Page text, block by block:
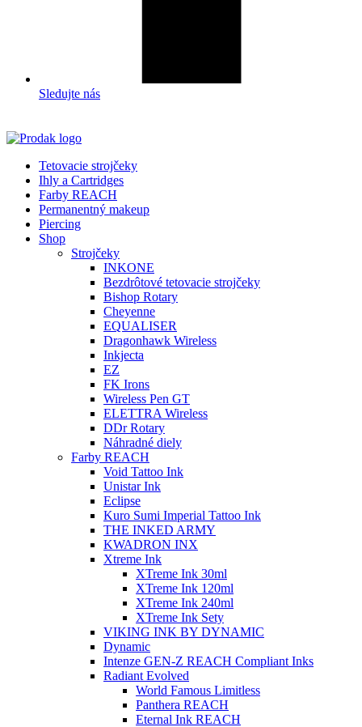
Sledujte nás
Tetovacie strojčeky
Ihly a Cartridges
Farby REACH
Permanentný makeup
Piercing
Shop
Strojčeky
INKONE
Bezdrôtové tetovacie strojčeky
Bishop Rotary
Cheyenne
EQUALISER
Dragonhawk Wireless
Inkjecta
EZ
FK Irons
Wireless Pen GT
ELETTRA Wireless
DDr Rotary
Náhradné diely
Farby REACH
Void Tattoo Ink
Unistar Ink
Eclipse
Kuro Sumi Imperial Tattoo Ink
THE INKED ARMY
KWADRON INX
Xtreme Ink
XTreme Ink 30ml
XTreme Ink 120ml
XTreme Ink 240ml
XTreme Ink Sety
VIKING INK BY DYNAMIC
Dynamic
Intenze GEN-Z REACH Compliant Inks
Radiant Evolved
World Famous Limitless
Panthera REACH
Eternal Ink REACH